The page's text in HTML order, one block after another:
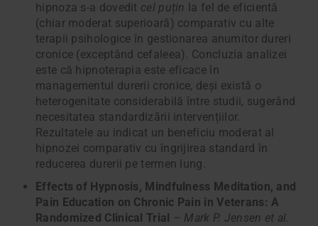
hipnoza s-a dovedit cel puțin
la fel de eficientă
(chiar moderat superioară) comparativ cu alte
terapii psihologice în gestionarea anumitor dureri
cronice (exceptând cefaleea). Concluzia analizei
este că hipnoterapia este eficace în
managementul durerii cronice, deși există o
heterogenitate considerabilă între studii, sugerând
necesitatea standardizării intervențiilor.
Rezultatele au indicat un beneficiu moderat al
hipnozei comparativ cu îngrijirea standard în
reducerea durerii pe termen lung.
Effects of Hypnosis, Mindfulness Meditation, and
Pain Education on Chronic Pain in Veterans: A
Randomized Clinical Trial – Mark P. Jensen et al.